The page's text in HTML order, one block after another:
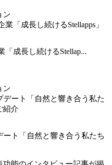
ン
「成長し続けるStellap...
ン
ート「自然と響き合う私たち